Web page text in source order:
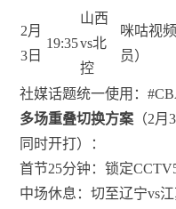
2月
3日
19:35
山西
vs北
控
咪咕视
员）
社媒话题统一使用：
多场重叠切换方案 （2
同时开打）：
首节25分钟：锁定
中场休息：切至辽宁vs